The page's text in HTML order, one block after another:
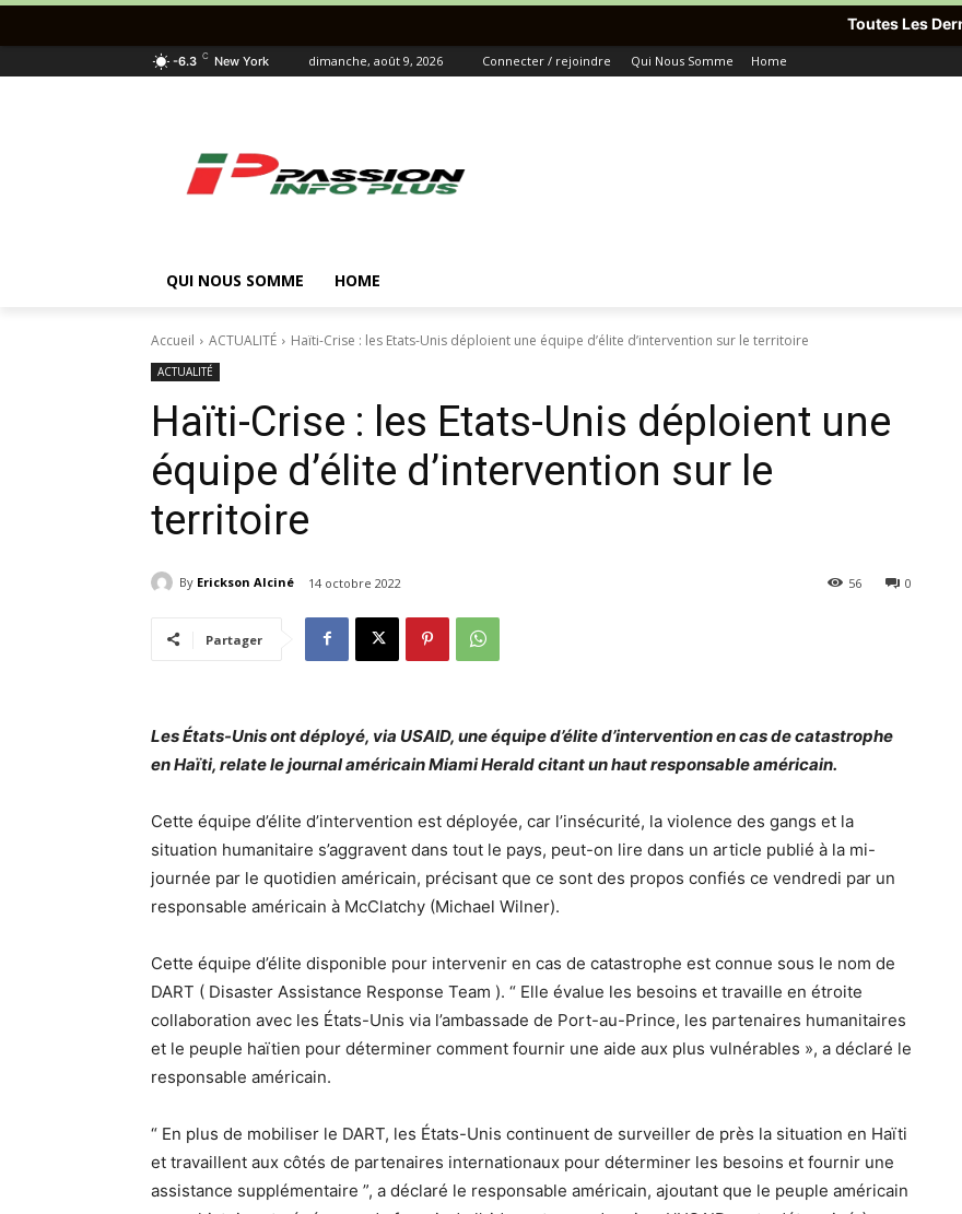
-6.3 C New York dimanche, août 9, 2026 Connecter / rejoindre Qui Nous Somme Home
QUI NOUS SOMME HOME
Accueil ACTUALITÉ Haïti-Crise : les Etats-Unis déploient une équipe d’élite d’intervention sur le territoire
ACTUALITÉ
Haïti-Crise : les Etats-Unis déploient une
équipe d’élite d’intervention sur le
territoire
By Erickson Alciné 14 octobre 2022 0
56
Partager
Les États-Unis ont déployé, via USAID, une équipe d’élite d’intervention en cas de catastrophe
en Haïti, relate le journal américain Miami Herald citant un haut responsable américain.
Cette équipe d’élite d’intervention est déployée, car l’insécurité, la violence des gangs et la
situation humanitaire s’aggravent dans tout le pays, peut-on lire dans un article publié à la mi-
journée par le quotidien américain, précisant que ce sont des propos confiés ce vendredi par un
responsable américain à McClatchy (Michael Wilner).
Cette équipe d’élite disponible pour intervenir en cas de catastrophe est connue sous le nom de
DART ( Disaster Assistance Response Team ). “ Elle évalue les besoins et travaille en étroite
collaboration avec les États-Unis via l’ambassade de Port-au-Prince, les partenaires humanitaires
et le peuple haïtien pour déterminer comment fournir une aide aux plus vulnérables », a déclaré le
responsable américain.
“ En plus de mobiliser le DART, les États-Unis continuent de surveiller de près la situation en Haïti
et travaillent aux côtés de partenaires internationaux pour déterminer les besoins et fournir une
assistance supplémentaire ”, a déclaré le responsable américain, ajoutant que le peuple américain
Toutes Les Dernières